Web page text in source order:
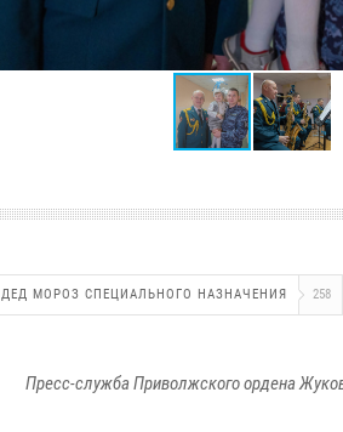
ДЕД МОРОЗ СПЕЦИАЛЬНОГО НАЗНАЧЕНИЯ 258
Пресс-служба Приволжского ордена